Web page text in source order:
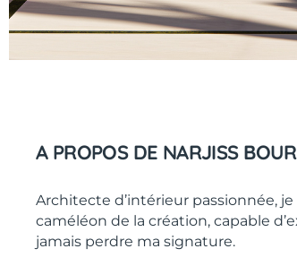
A PROPOS DE NARJISS BOUR
Architecte d’intérieur passionnée,
caméléon de la création, capable
jamais perdre ma signature.